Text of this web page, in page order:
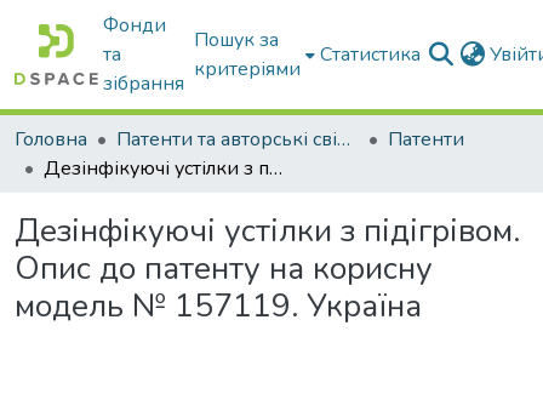
Фонди
та
зібрання
Пошук за
критеріями
Статистика
Головна Патенти та авторські свідоцтва
Патенти
Дезінфікуючі устілки з підігрівом. Опис до патенту на корисну модель № 157119. Україна
Дезінфікуючі устілки з підігрівом.
Опис до патенту на корисну
модель № 157119. Україна